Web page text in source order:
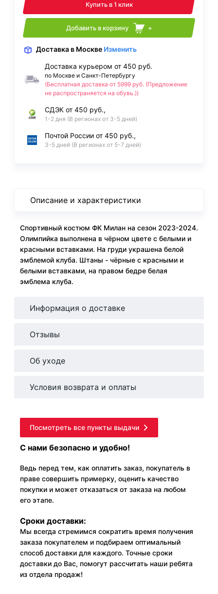
Купить в 1 клик
Добавить в корзину +
Доставка в Москве Изменить
Доставка курьером от 450 руб.
по Москве и Санкт-Петербургу
(Бесплатная доставка от 5999 руб. (Предложение
не распространяется на обувь.))
СДЭК от 450 руб.,
1-2 дня (В регионах от 3-5 дней)
Почтой России от 450 руб.,
3-5 дней (В регионах от 5-7 дней)
Описание и характеристики
Спортивный костюм ФК Милан на сезон 2023-2024.
Олимпийка выполнена в чёрном цвете с белыми и
красными вставками. На груди украшена белой
эмблемой клуба. Штаны - чёрные с красными и
белыми вставками, на правом бедре белая
эмблема клуба.
Информация о доставке
Отзывы
Об уходе
Условия возврата и оплаты
Посмотреть все пункты выдачи
С нами безопасно и удобно!
Ведь перед тем, как оплатить заказ, покупатель в
праве совершить примерку, оценить качество
покупки и может отказаться от заказа на любом
его этапе.
Сроки доставки:
Мы всегда стремимся сократить время получения
заказа покупателем и подбираем оптимальный
способ доставки для каждого. Точные сроки
доставки до Вас, помогут рассчитать наши ребята
из отдела продаж!